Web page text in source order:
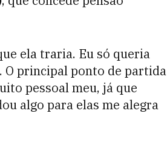
ela traria. Eu só queria
O principal ponto de partida
pessoal meu, já que
algo para elas me alegra